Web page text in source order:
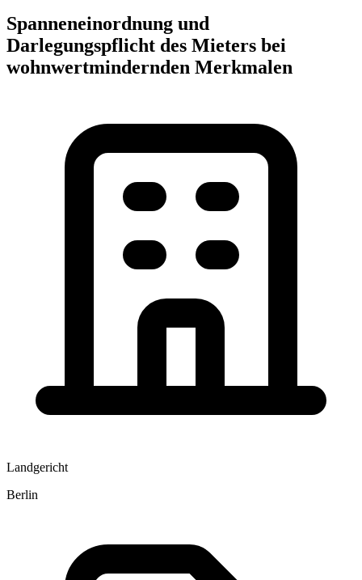
Spanneneinordnung und
Darlegungspflicht des Mieters bei
wohnwertmindernden Merkmalen
Landgericht
Berlin